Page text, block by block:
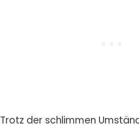
Trotz der schlimmen